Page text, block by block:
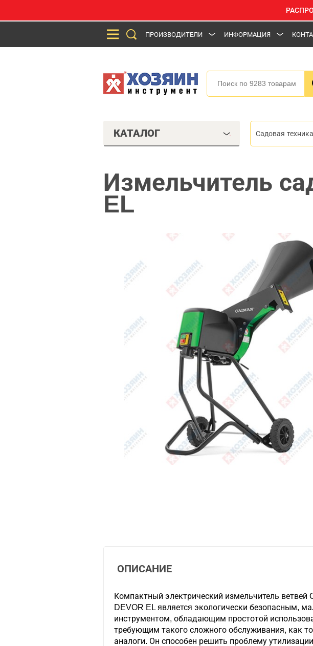
ПРОИЗВОДИТЕЛИ ИНФОРМАЦИЯ
КАТАЛОГ Садовая техника
Измельчитель
EL
ОПИСАНИЕ
Компактный электрический измельчитель ветвей
DEVOR EL является экологически безопасным,
инструментом, обладающим простотой
требующим такого сложного обслуживания, как
аналоги. Он способен решить проблему